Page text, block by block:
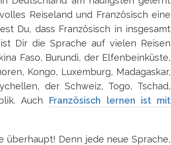
Reiseland und Französisch eine
Du, dass Französisch in insgesamt
Dir die Sprache auf vielen Reisen
Faso, Burundi, der Elfenbeinküste,
Kongo, Luxemburg, Madagaskar,
der Schweiz, Togo, Tschad,
Auch Französisch lernen ist mit
überhaupt! Denn jede neue Sprache,